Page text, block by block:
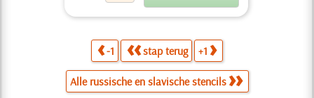
-1 stap terug +1
Alle russische en slavische stencils